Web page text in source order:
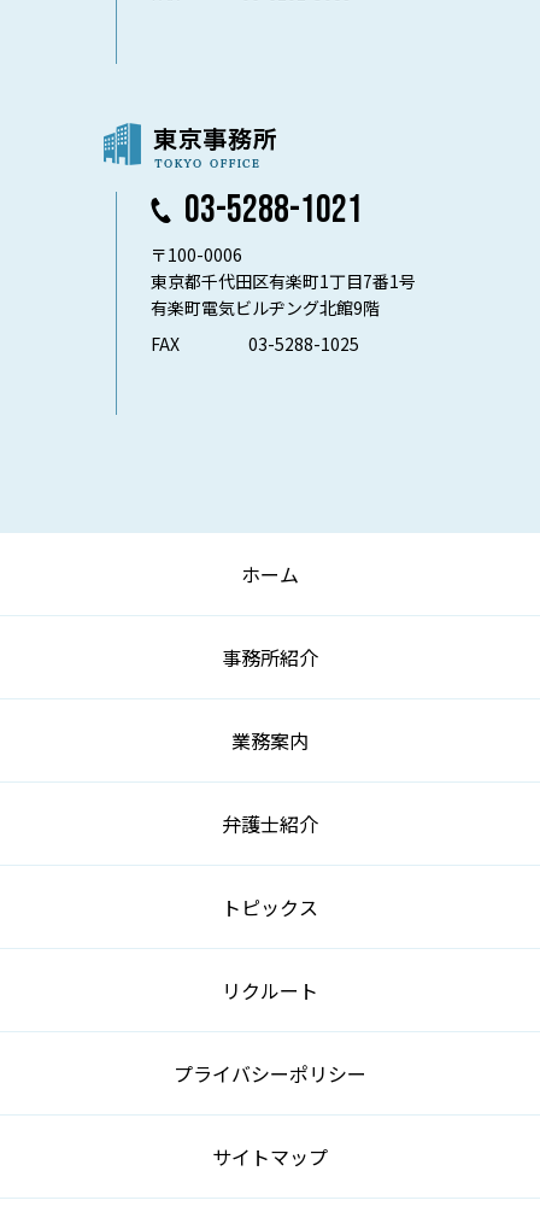
03-5288-1021
〒100-0006
東京都千代田区有楽町1丁目7番1号
有楽町電気ビルヂング北館9階
FAX
03-5288-1025
ホーム
事務所紹介
業務案内
弁護士紹介
トピックス
リクルート
プライバシーポリシー
サイトマップ